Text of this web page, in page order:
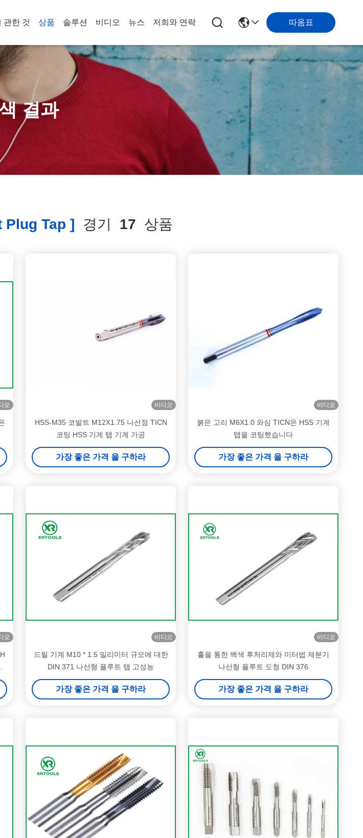
관한 것 상품 솔루션 비디오 뉴스 저희와 연락 따옴표
결과
Tap ] 경기 17 상품
오 비디오
HSS-M35 코발트 M12X1.75 나선점 TICN
코팅 HSS 기계 탭 기계 가공
가장 좋은 가격 을 구하라
비디오
붉은 고리 M6X1.0 와심 TICN은 HSS 기계
탭을 코팅했습니다
가장 좋은 가격 을 구하라
오 비디오
드릴 기계 M10 * 1.5 밀리미터 규모에 대한
DIN 371 나선형 플루트 탭 고성능
가장 좋은 가격 을 구하라
비디오
홀을 통한 백색 후처리제와 미터법 제분기
나선형 플루트 도청 DIN 376
가장 좋은 가격 을 구하라